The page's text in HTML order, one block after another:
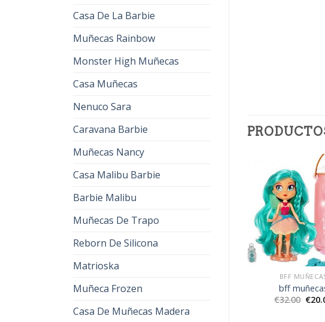
Casa De La Barbie
Muñecas Rainbow
Monster High Muñecas
Casa Muñecas
Nenuco Sara
Caravana Barbie
Muñecas Nancy
Casa Malibu Barbie
Barbie Malibu
Muñecas De Trapo
Reborn De Silicona
Matrioska
Muñeca Frozen
Casa De Muñecas Madera
BFF
bff
€32.00 €
bff muñecas